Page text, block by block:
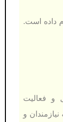
داده است.
فعالیت
و